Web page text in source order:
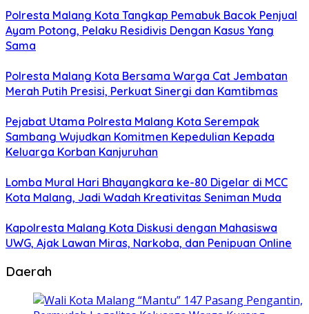
Polresta Malang Kota Tangkap Pemabuk Bacok Penjual
Ayam Potong, Pelaku Residivis Dengan Kasus Yang
Sama
Polresta Malang Kota Bersama Warga Cat Jembatan
Merah Putih Presisi, Perkuat Sinergi dan Kamtibmas
Pejabat Utama Polresta Malang Kota Serempak
Sambang Wujudkan Komitmen Kepedulian Kepada
Keluarga Korban Kanjuruhan
Lomba Mural Hari Bhayangkara ke-80 Digelar di MCC
Kota Malang, Jadi Wadah Kreativitas Seniman Muda
Kapolresta Malang Kota Diskusi dengan Mahasiswa
UWG, Ajak Lawan Miras, Narkoba, dan Penipuan Online
Daerah